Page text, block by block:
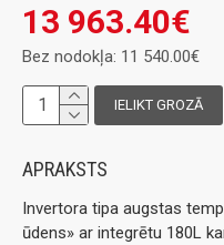
13 963.40€
Bez nodokļa: 11 540.00€
IELIKT GROZĀ
APRAKSTS
Invertora tipa augstas
ūdens» ar integrētu 180L